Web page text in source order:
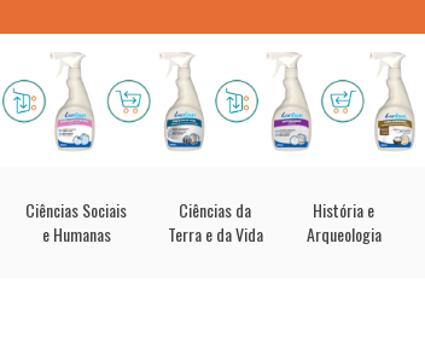
Ciências Sociais
e Humanas
Ciências da
Terra e da Vida
História e
Arqueologia